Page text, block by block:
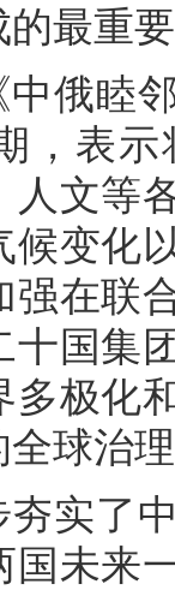
最重
俄睦
，表
人文等
候变化
强在联
十国集
多极化
球治
实了
国未来